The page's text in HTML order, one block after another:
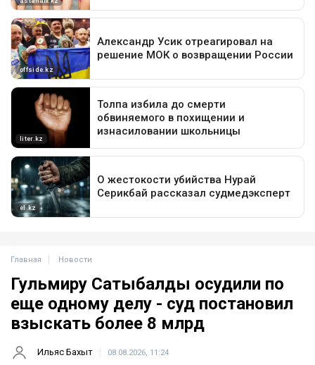
Главная Новости
Гульмиру Сатыбалды осудили по
еще одному делу - суд постановил
взыскать более 8 млрд
Ильяс Бахыт 08.08.2026, 11:24